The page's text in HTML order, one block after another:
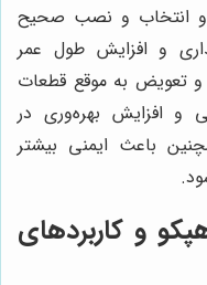
و انتخاب و نصب صحیح
و افزایش طول عمر
تعویض به موقع قطعات
و افزایش بهره‌وری در
باعث ایمنی بیشتر
و کاربردهای